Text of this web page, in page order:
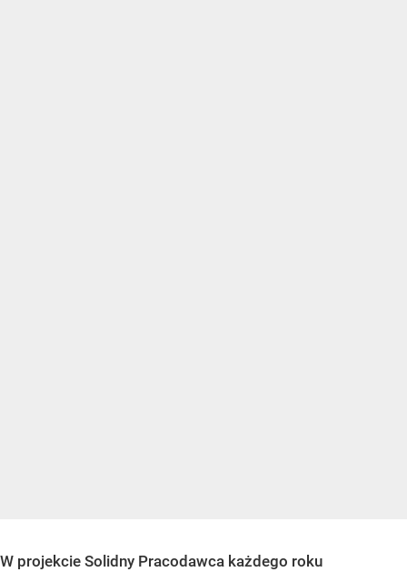
W projekcie Solidny Pracodawca każdego roku